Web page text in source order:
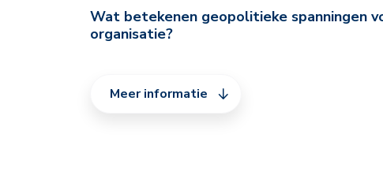
Wat betekenen geopolitieke spanningen
organisatie?
Meer informatie